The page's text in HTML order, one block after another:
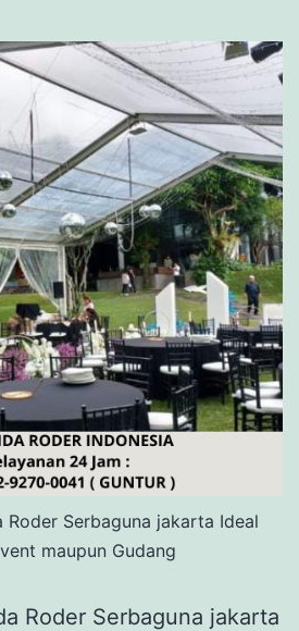
Roder Serbaguna jakarta Ideal
maupun Gudang
Roder Serbaguna jakarta